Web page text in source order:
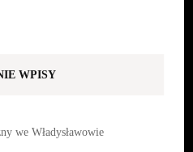
WPISY
we Władysławowie